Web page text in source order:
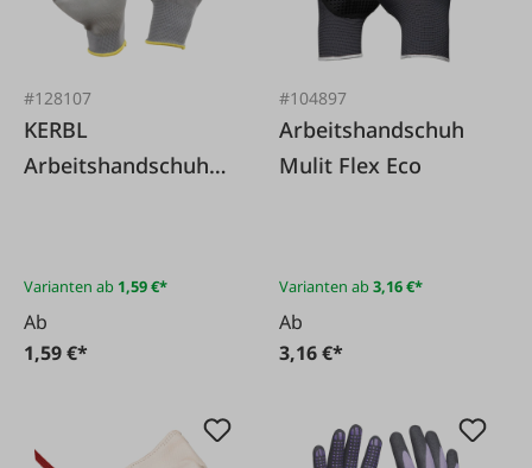
#128107
KERBL
Arbeitshandschuh
Varianten ab 1,59 €*
Ab
1,59 €*
#104897
Arbeitshandschuh
Mulit Flex Eco
Varianten ab3,16 €*
Ab
3,16 €*